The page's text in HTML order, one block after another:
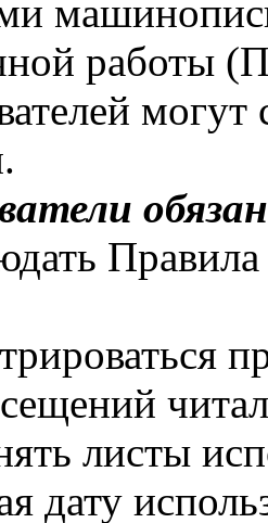
работы
листы
дату